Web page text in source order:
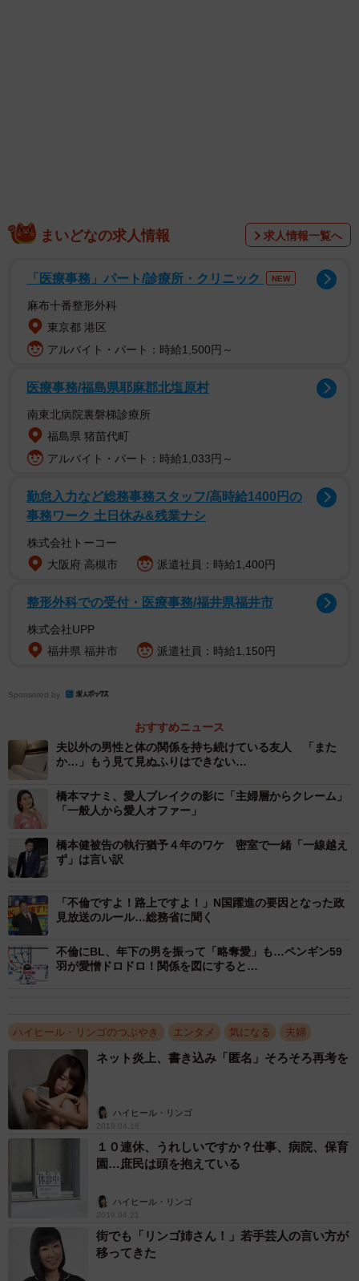
この騒動で、ある先輩は「ものすごい迷惑！」とおっし
をすえられたらしい。今はおとなしくしてはるんですが、
世をあげての大騒ぎに奥さんの心に火が付くようで。昔の
嫌なことを思い出して、「あなたも不倫してたよね。」的
な。あ、こんな迷惑のかけられ方もあるんだ、と思いまし
女の人って絶対忘れない。まあ、忘れない方がしつこいの
か、忘れられない様な事をしたのが悪いのか難しい所です
が。
なのかな？と思います。この先人生を立て直し、次へ向か
っていかなければならないのに、職を奪われ人生が終わる
程に叩いてしまうのはどうなのでしょう。
2/4
女性の側も、貞操観念そのものが変化しているように感
る、週に何回こんなHをしてる、とかどんどん言った方がい
いんですかね？」と相談されたことがあって。私達の時代
レビに出続けたいなら言ってもいいけど、10年後もテレビ
に出たいと思うなら止めた方がいい」と答えました。
そのアドバイスが正しいかどうかは分かりませんが、自
分を大切にしてほしいんですよね。そんな話をしても、最
近の若い子には「え？」という感じで伝わらないんです
よ、これが又。私たちの世代は女の人の「浮気」なんてと
ても許されない事でしたが、今の女性は彼氏が浮気したら
「自分もやり返す。」
それはそれで良いのでしょうが「解決」には程遠いよう
に思うのは私だけでしょうか。
まいどなの求人情報 求人情報一覧へ
「医療事務」パート/診療所・クリニック NEW
麻布十番整形外科
東京都 港区
アルバイト・パート：時給1,500円～
医療事務/福島県耶麻郡北塩原村
南東北病院裏磐梯診療所
福島県 猪苗代町
アルバイト・パート：時給1,033円～
勤怠入力など総務事務スタッフ/高時給1400円の
事務ワーク 土日休み&残業ナシ
株式会社トーコー
大阪府 高槻市
派遣社員：時給1,400円
整形外科での受付・医療事務/福井県福井市
株式会社UPP
福井県 福井市
派遣社員：時給1,150円
Sponsored by
おすすめニュース
夫以外の男性と体の関係を持ち続けている友人 「また
か…」もう見て見ぬふりはできない…
橋本マナミ、愛人ブレイクの影に「主婦層からクレーム」
「一般人から愛人オファー」
橋本健被告の執行猶予４年のワケ 密室で一緒「一線越え
ず」は言い訳
「不倫ですよ！路上ですよ！」N国躍進の要因となった政
見放送のルール…総務省に聞く
不倫にBL、年下の男を振って「略奪愛」も…ペンギン59
羽が愛憎ドロドロ！関係を図にすると…
ハイヒール・リンゴのつぶやき エンタメ 気になる 夫婦
ネット炎上、書き込み「匿名」そろそろ再考を
ハイヒール・リンゴ
2019.04.18
１０連休、うれしいですか？仕事、病院、保育
園…庶民は頭を抱えている
ハイヒール・リンゴ
2019.04.21
街でも「リンゴ姉さん！」若手芸人の言い方が
移ってきた